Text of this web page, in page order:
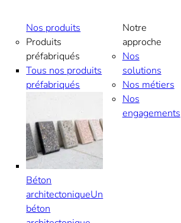
Nos produits
Produits
préfabriqués
Tous nos produits
préfabriqués
Béton
architectoniqueUn
béton
Notre
approche
Nos
solutions
Nos métiers
Nos
engagements